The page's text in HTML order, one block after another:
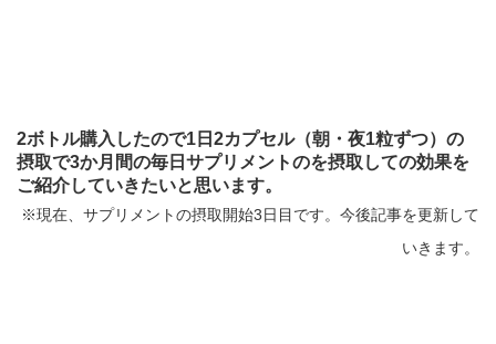
2ボトル購入したので1日2カプセル（朝・夜1粒ずつ）の
摂取で3か月間の毎日サプリメントのを摂取しての効果を
ご紹介していきたいと思います。
※現在、サプリメントの摂取開始3日目です。今後記事を更新して
いきます。